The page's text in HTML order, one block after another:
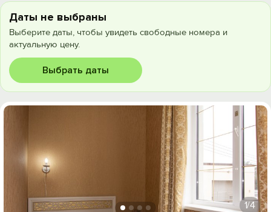
Даты не выбраны
Выберите даты, чтобы увидеть свободные номера и
актуальную цену.
Выбрать даты
1/4